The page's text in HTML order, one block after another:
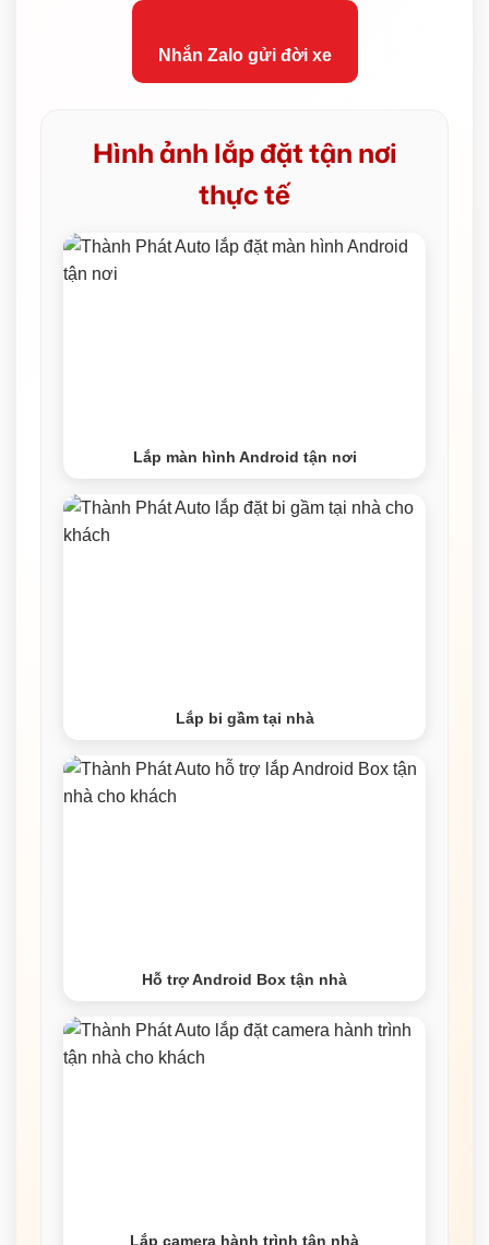
Nhắn Zalo gửi đời xe
Hình ảnh lắp đặt tận nơi
thực tế
Lắp màn hình Android tận nơi
Lắp bi gầm tại nhà
Hỗ trợ Android Box tận nhà
Lắp camera hành trình tận nhà